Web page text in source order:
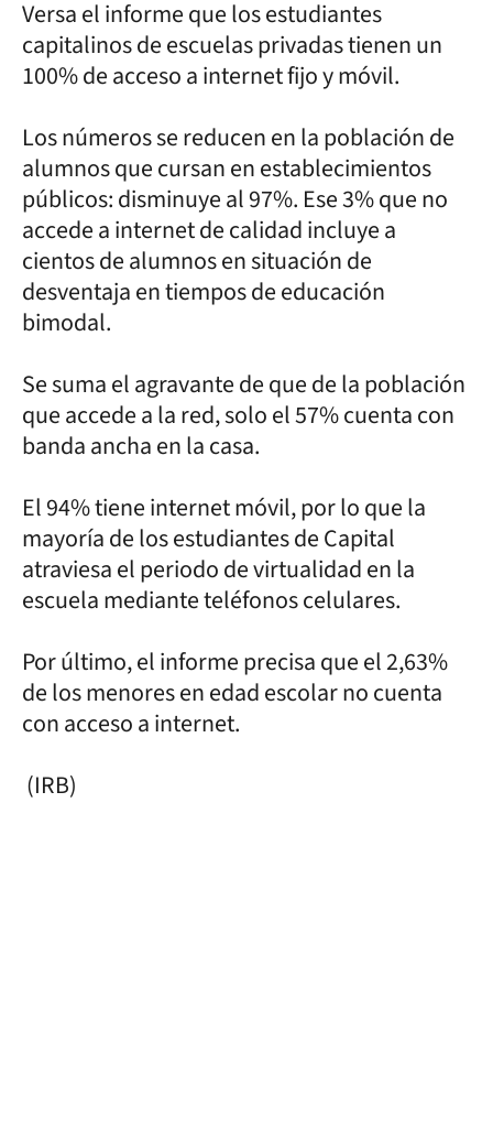
Versa el informe que los estudiantes
capitalinos de escuelas privadas tienen un
100% de acceso a internet fijo y móvil.
Los números se reducen en la población de
alumnos que cursan en establecimientos
públicos: disminuye al 97%. Ese 3% que no
accede a internet de calidad incluye a
cientos de alumnos en situación de
desventaja en tiempos de educación
bimodal.
Se suma el agravante de que de la población
que accede a la red, solo el 57% cuenta con
banda ancha en la casa.
El 94% tiene internet móvil, por lo que la
mayoría de los estudiantes de Capital
atraviesa el periodo de virtualidad en la
escuela mediante teléfonos celulares.
Por último, el informe precisa que el 2,63%
de los menores en edad escolar no cuenta
con acceso a internet.
(IRB)